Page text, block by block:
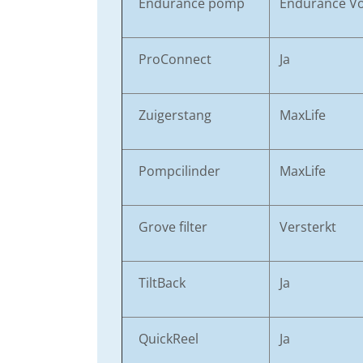
ProConnect Ja
Zuigerstang MaxLife
Pompcilinder MaxLife
Grove filter Versterkt
TiltBack Ja
QuickReel Ja